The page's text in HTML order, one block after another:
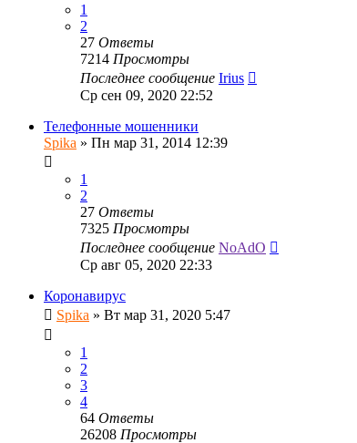
1
2
27 Ответы
7214 Просмотры
Последнее сообщение Irius
Ср сен 09, 2020 22:52
Телефонные мошенники
Spika » Пн мар 31, 2014 12:39
1
2
27 Ответы
7325 Просмотры
Последнее сообщение NoAdO
Ср авг 05, 2020 22:33
Коронавирус
Spika » Вт мар 31, 2020 5:47
1
2
3
4
64 Ответы
26208 Просмотры